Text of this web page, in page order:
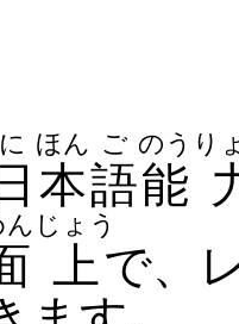
日
に
本
ほん
語
ご
能
のう り
ん
上
じょう
で、